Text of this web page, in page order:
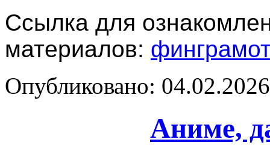
Ссылка для
материалов:
Опубликовано:
Аниме,